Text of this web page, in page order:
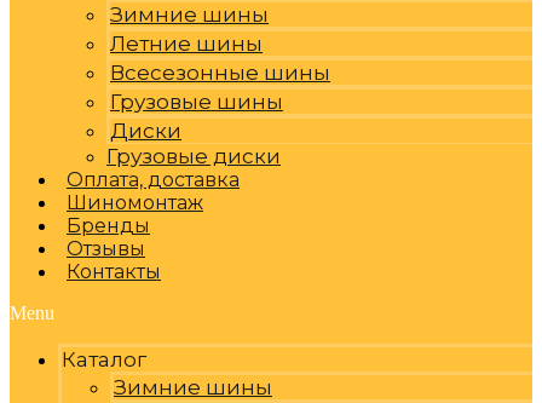
Зимние шины
Летние шины
Всесезонные шины
Грузовые шины
Диски
Грузовые диски
Оплата, доставка
Шиномонтаж
Бренды
Отзывы
Контакты
Menu
Каталог
Зимние шины